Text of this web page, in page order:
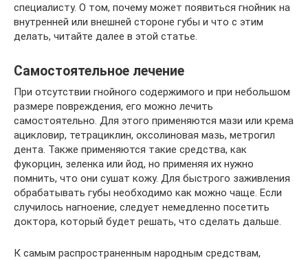
специалисту. О том, почему может появиться гнойник на
внутренней или внешней стороне губы и что с этим
делать, читайте далее в этой статье.
Самостоятельное лечение
При отсутствии гнойного содержимого и при небольшом
размере повреждения, его можно лечить
самостоятельно. Для этого применяются мази или крема
ацикловир, тетрациклин, оксолиновая мазь, метрогил
дента. Также применяются такие средства, как
фукорцин, зеленка или йод, но применяя их нужно
помнить, что они сушат кожу. Для быстрого заживления
обрабатывать губы необходимо как можно чаще. Если
случилось нагноение, следует немедленно посетить
доктора, который будет решать, что сделать дальше.
К самым распространенным народным средствам,